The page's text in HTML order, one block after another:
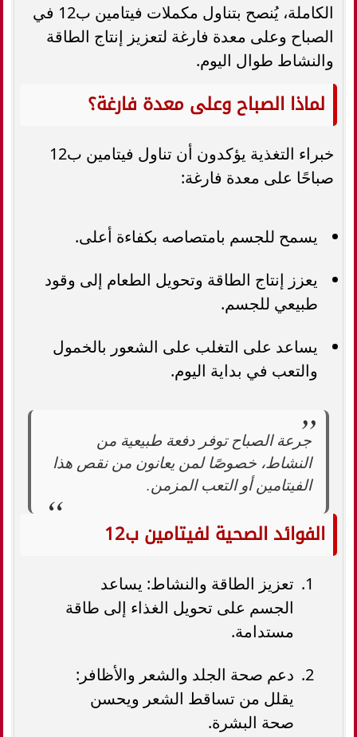
الكاملة، يُنصح بتناول مكملات فيتامين ب12 في
الصباح وعلى معدة فارغة لتعزيز إنتاج الطاقة
والنشاط طوال اليوم.
لماذا الصباح وعلى معدة فارغة؟
خبراء التغذية يؤكدون أن تناول فيتامين ب12
صباحًا على معدة فارغة:
يسمح للجسم بامتصاصه بكفاءة أعلى.
يعزز إنتاج الطاقة وتحويل الطعام إلى وقود
طبيعي للجسم.
يساعد على التغلب على الشعور بالخمول
والتعب في بداية اليوم.
جرعة الصباح توفر دفعة طبيعية من
النشاط، خصوصًا لمن يعانون من نقص هذا
الفيتامين أو التعب المزمن.
الفوائد الصحية لفيتامين ب12
تعزيز الطاقة والنشاط: يساعد
الجسم على تحويل الغذاء إلى طاقة
مستدامة.
دعم صحة الجلد والشعر والأظافر:
يقلل من تساقط الشعر ويحسن
صحة البشرة.